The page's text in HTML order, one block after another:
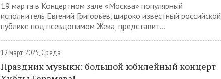
19 марта в Концертном зале «Москва» популярный
исполнитель Евгений Григорьев, широко известный российской
публике под псевдонимом Жека, представит...
12 март 2025, Среда
Праздник музыки: большой юбилейный концерт